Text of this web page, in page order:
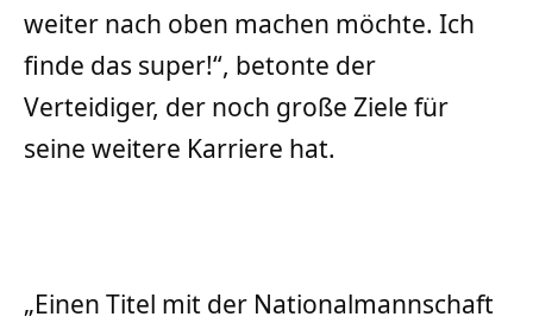
weiter nach oben machen möchte. Ich
finde das super!“, betonte der
Verteidiger, der noch große Ziele für
seine weitere Karriere hat.
„Einen Titel mit der Nationalmannschaft